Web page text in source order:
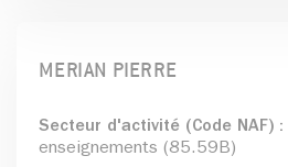
MERIAN PIERRE
Secteur d'activité (Code NAF) :
enseignements (85.59B)